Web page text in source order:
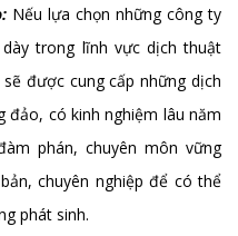
Nếu lựa chọn những công ty
trong lĩnh vực dịch thuật
được cung cấp những dịch
đảo, có kinh nghiệm lâu năm
phán, chuyên môn vững
chuyên nghiệp để có thể
phát sinh.